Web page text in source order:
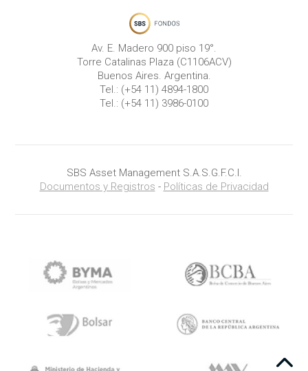
Av. E. Madero 900 piso 19°.
Torre Catalinas Plaza (C1106ACV)
Buenos Aires. Argentina.
Tel.: (+54 11) 4894-1800
Tel.: (+54 11) 3986-0100
SBS Asset Management S.A.S.G.F.C.I.
Documentos y Registros - Políticas de Privacidad